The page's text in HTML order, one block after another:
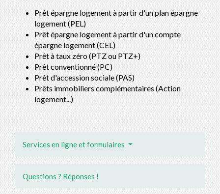
Prêt épargne logement à partir d'un plan épargne
logement (PEL)
Prêt épargne logement à partir d'un compte
épargne logement (CEL)
Prêt à taux zéro (PTZ ou PTZ+)
Prêt conventionné (PC)
Prêt d'accession sociale (PAS)
Prêts immobiliers complémentaires (Action
logement...)
Services en ligne et formulaires
Questions ? Réponses !